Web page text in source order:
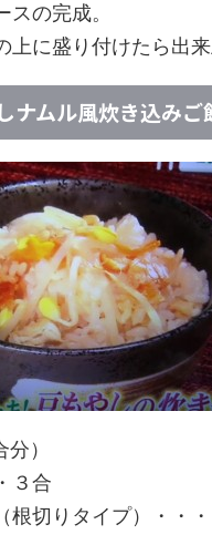
スの完成。
上に盛り付けたら出来
ナムル風炊き込みご
）
３合
根切りタイプ）・・